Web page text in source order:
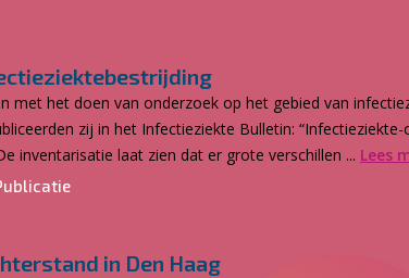
met het doen van onderzoek op het gebied van
zij in het Infectieziekte Bulletin:
inventarisatie laat zien dat er grote verschillen ... Lees
in Den Haag